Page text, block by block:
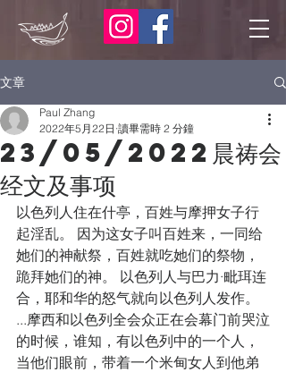
文章
23/05/2022晨祷会
经文及事项
Paul Zhang
2022年5月22日 讀畢需時 2 分鐘
以色列人住在什亭，百姓与摩押女子行
起淫乱。 因为这女子叫百姓来，一同给
她们的神献祭，百姓就吃她们的祭物，
跪拜她们的神。 以色列人与巴力·毗珥连
合，耶和华的怒气就向以色列人发作。
...摩西和以色列全会众正在会幕门前哭泣
的时候，谁知，有以色列中的一个人，
当他们眼前，带着一个米甸女人到他弟